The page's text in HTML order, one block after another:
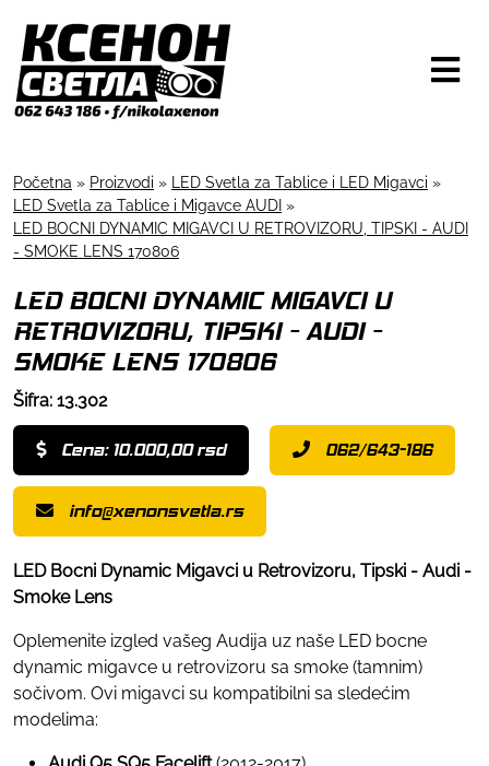
Početna » Proizvodi » LED Svetla za Tablice i LED Migavci »
LED Svetla za Tablice i Migavce AUDI »
LED BOCNI DYNAMIC MIGAVCI U RETROVIZORU, TIPSKI - AUDI
- SMOKE LENS 170806
LED BOCNI DYNAMIC MIGAVCI U
RETROVIZORU, TIPSKI - AUDI -
SMOKE LENS 170806
Šifra: 13.302
Cena: 10.000,00 rsd 062/643-186
info@xenonsvetla.rs
LED Bocni Dynamic Migavci u Retrovizoru, Tipski - Audi -
Smoke Lens
Oplemenite izgled vašeg Audija uz naše LED bocne
dynamic migavce u retrovizoru sa smoke (tamnim)
sočivom. Ovi migavci su kompatibilni sa sledećim
modelima: